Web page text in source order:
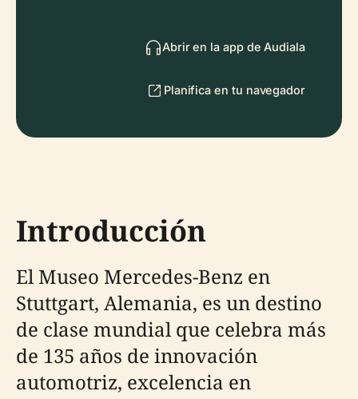
Abrir en la app de Audiala
Planifica en tu navegador
Introducción
El Museo Mercedes-Benz en
Stuttgart, Alemania, es un destino
de clase mundial que celebra más
de 135 años de innovación
automotriz, excelencia en